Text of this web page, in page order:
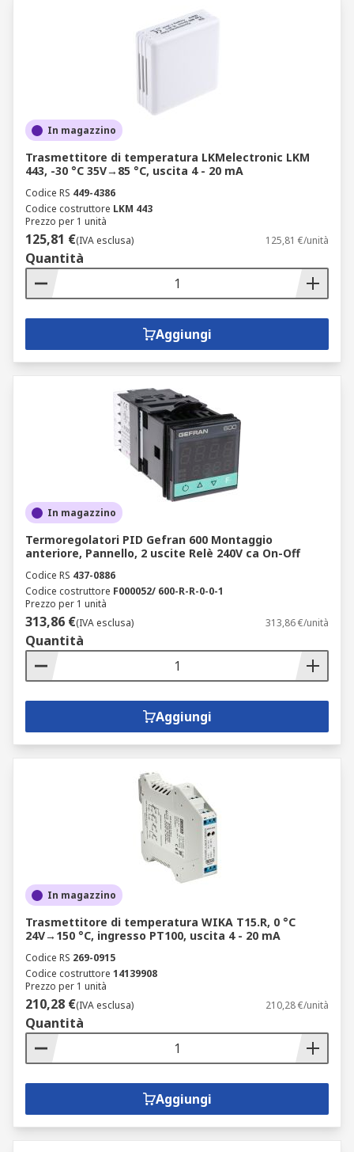
In magazzino
Trasmettitore di temperatura LKMelectronic LKM
443, -30 °C 35V→85 °C, uscita 4 - 20 mA
Codice RS 449-4386
Codice costruttore LKM 443
Prezzo per 1 unità
125,81 €(IVA esclusa) 125,81 €/unità
Quantità
Aggiungi
In magazzino
Termoregolatori PID Gefran 600 Montaggio
anteriore, Pannello, 2 uscite Relè 240V ca On-Off
Codice RS 437-0886
Codice costruttore F000052/ 600-R-R-0-0-1
Prezzo per 1 unità
313,86 €(IVA esclusa) 313,86 €/unità
Quantità
Aggiungi
In magazzino
Trasmettitore di temperatura WIKA T15.R, 0 °C
24V→150 °C, ingresso PT100, uscita 4 - 20 mA
Codice RS 269-0915
Codice costruttore 14139908
Prezzo per 1 unità
210,28 €(IVA esclusa) 210,28 €/unità
Quantità
Aggiungi